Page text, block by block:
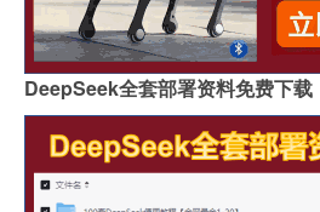
DeepSeek全套部署资料免费下载